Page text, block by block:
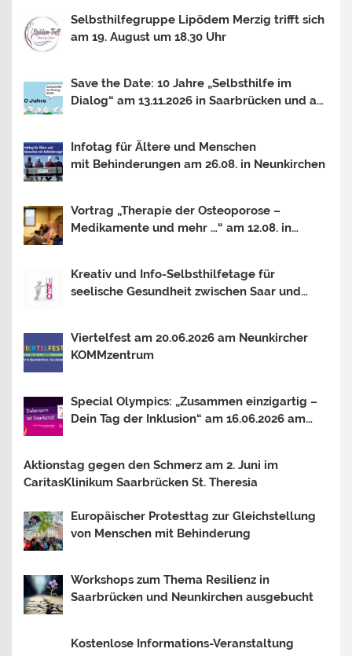
Selbsthilfegruppe Lipödem Merzig trifft sich
am 19. August um 18.30 Uhr
Save the Date: 10 Jahre „Selbsthilfe im
Dialog“ am 13.11.2026 in Saarbrücken und am
Infotag für Ältere und Menschen
mit Behinderungen am 26.08. in Neunkirchen
Vortrag „Therapie der Osteoporose –
Medikamente und mehr …“ am 12.08. in
Kreativ und Info-Selbsthilfetage für
seelische Gesundheit zwischen Saar und
INSIDER?
Viertelfest am 20.06.2026 am Neunkircher
KOMMzentrum
Special Olympics: „Zusammen einzigartig –
Dein Tag der Inklusion“ am 16.06.2026 am
Aktionstag gegen den Schmerz am 2. Juni im
CaritasKlinikum Saarbrücken St. Theresia
Europäischer Protesttag zur Gleichstellung
von Menschen mit Behinderung
Workshops zum Thema Resilienz in
Saarbrücken und Neunkirchen ausgebucht
Kostenlose Informations-Veranstaltung